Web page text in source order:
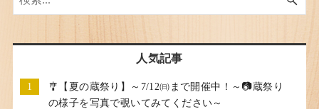
人気記事
🎐【夏の蔵祭り】～7/12㈰まで開催中！～📷蔵祭り
の様子を写真で覗いてみてください～